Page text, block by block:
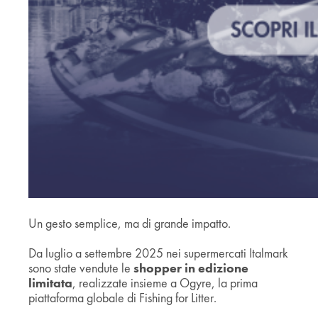
Un gesto semplice, ma di grande impatto.
Da luglio a settembre 2025 nei supermercati Italmark
sono state vendute le shopper in edizione
limitata, realizzate insieme a Ogyre, la prima
piattaforma globale di Fishing for Litter.